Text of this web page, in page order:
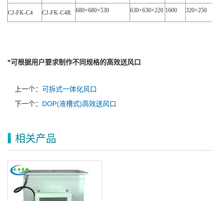
CJ-FK-C4 CJ-FK-C4R 680×680×530 630×630×220 1600 320×250
*可根据用户要求制作不同规格的高效送风口
上一个： 可拆式一体化风口
下一个： DOP(液槽式)高效送风口
相关产品